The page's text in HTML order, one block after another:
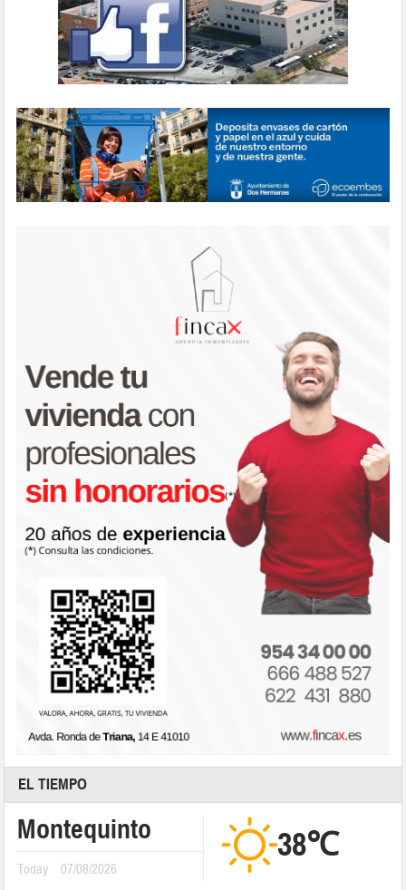
EL TIEMPO
Montequinto
Today 07/08/2026
38℃